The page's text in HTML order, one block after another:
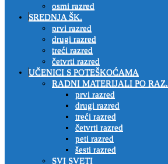
osmi razred
SREDNJA ŠK.
prvi razred
drugi razred
treći razred
četvrti razred
UČENICI S POTEŠKOĆAMA
RADNI MATERIJALI PO RAZ.
prvi razred
drugi razred
treći razred
četvrti razred
peti razred
šesti razred
SVI SVETI